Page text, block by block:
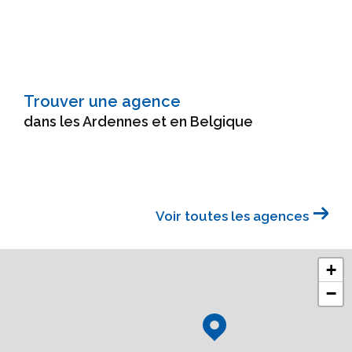
Trouver une agence
dans les Ardennes et en Belgique
Voir toutes les agences
+
−